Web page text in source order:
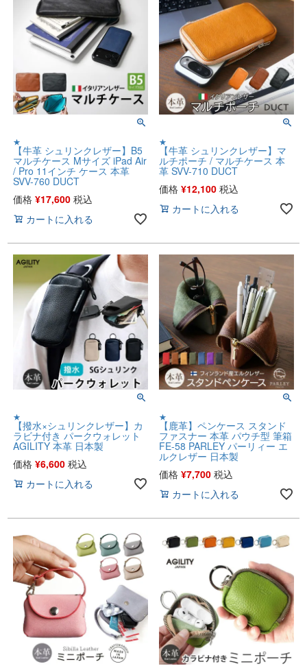
★
【牛革 シュリンクレザー】B5
マルチケース Mサイズ iPad Air
/ Pro 11インチ ケース 本革
SVV-760 DUCT
価格 ¥17,600 税込
カートに入れる
★
【牛革 シュリンクレザー】マ
ルチポーチ / マルチケース 本
革 SVV-710 DUCT
価格 ¥12,100 税込
カートに入れる
★
【撥水×シュリンクレザー】カ
ラビナ付き パークウォレット
AGILITY 本革 日本製
価格 ¥6,600 税込
カートに入れる
★
【鹿革】ペンケース スタンド
ファスナー 本革 パウチ型 筆箱
FE-58 PARLEY パーリィー エ
ルクレザー 日本製
価格 ¥7,700 税込
カートに入れる